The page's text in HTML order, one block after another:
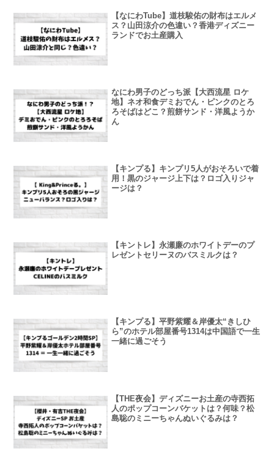
【なにわTube】道枝駿佑の財布はエルメ
ス？山田涼介の色違い？香港ディズニー
ランドでお土産購入
なにわ男子のどっち派【大西流星 ロケ
地】ネオ和食デミおでん・ピンクのとろ
ろそばはどこ？煎餅サンド・洋風ようか
ん
【キンプる】キンプリ5人がおそろいで着
用！黒のジャージ上下は？ロゴ入りジャ
ージは？
【キントレ】永瀬廉のホワイトデーのプ
レゼントセリーヌのバスミルクは？
【キンプる】平野紫耀＆岸優太“きしひ
ら”のホテル部屋番号1314は中国語で一生
一緒に過ごそう
【THE夜会】ディズニーお土産の寺西拓
人のポップコーンバケットは？何味？松
島聡のミニーちゃんぬいぐるみは？